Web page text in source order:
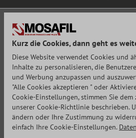
Kurz die Cookies, dann geht es
Diese Website verwendet Cookies und
Inhalte zu personalisieren, die
und Werbung anzupassen und
"Alle Cookies akzeptieren " oder
Cookie-Einstellungen, stimmen Sie dem
unserer Cookie-Richtlinie beschrieben.
ändern oder Ihre Zustimmung zu
einfach Ihre Cookie-Einstellungen.